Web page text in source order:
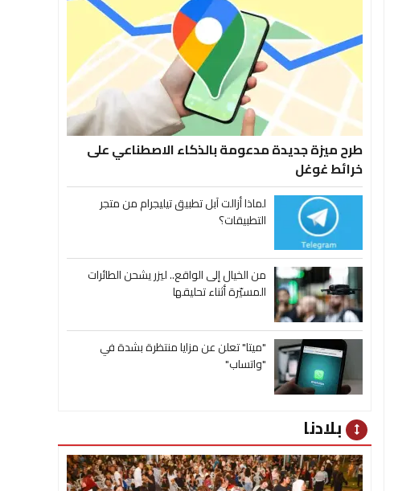
طرح ميزة جديدة مدعومة بالذكاء الاصطناعي على
خرائط غوغل
لماذا أزالت آبل تطبيق تيليجرام من متجر
التطبيقات؟
من الخيال إلى الواقع.. ليزر يشحن الطائرات
المسيّرة أثناء تحليقها
"ميتا" تعلن عن مزايا منتظرة بشدة في
"واتساب"
height بلادنا